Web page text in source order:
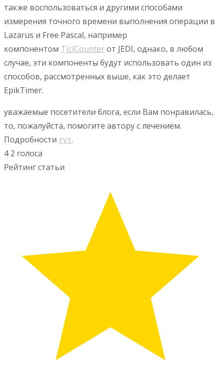
также воспользоваться и другими способами
измерения точного времени выполнения операции в
Lazarus и Free Pascal, например
компонентом TJclCounterот JEDI, однако, в любом
случае, эти компоненты будут использовать один из
способов, рассмотренных выше, как это делает
EpikTimer.
уважаемые посетители блога, если Вам понравилась,
то, пожалуйста, помогите автору с лечением.
Подробности тут.
4 2 голоса
Рейтинг статьи